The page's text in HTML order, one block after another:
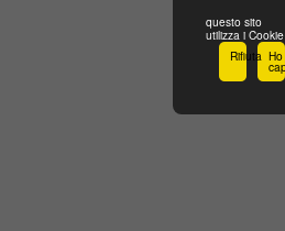
Ho
Rifiuta
questo sito
utilizza i Cookie